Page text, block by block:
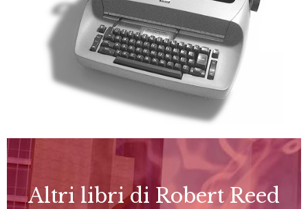
Altri libri di Robert Reed